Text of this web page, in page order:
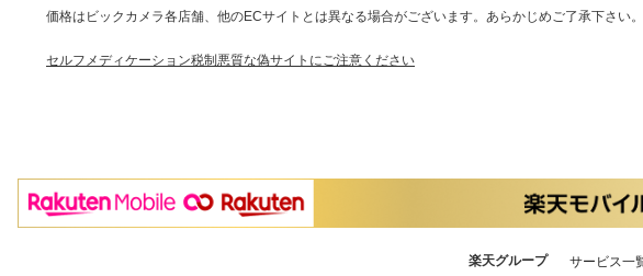
価格はビックカメラ各店舗、他のECサイトとは異なる場合がございます。あらかじめご了承下さい。
セルフメディケーション税制悪質な偽サイトにご注意ください
楽天グループ サービス一